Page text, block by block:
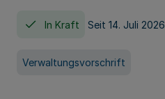
In Kraft Seit 14. Juli 2026
Verwaltungsvorschrift